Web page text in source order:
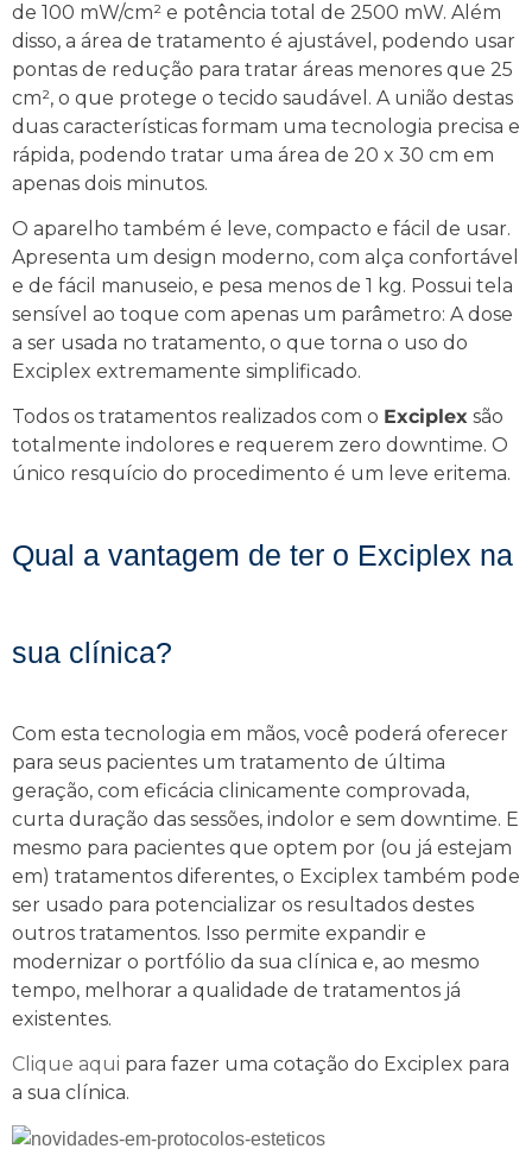
de 100 mW/cm² e potência total de 2500 mW. Além
disso, a área de tratamento é ajustável, podendo usar
pontas de redução para tratar áreas menores que 25
cm², o que protege o tecido saudável. A união destas
duas características formam uma tecnologia precisa e
rápida, podendo tratar uma área de 20 x 30 cm em
apenas dois minutos.
O aparelho também é leve, compacto e fácil de usar.
Apresenta um design moderno, com alça confortável
e de fácil manuseio, e pesa menos de 1 kg. Possui tela
sensível ao toque com apenas um parâmetro: A dose
a ser usada no tratamento, o que torna o uso do
Exciplex extremamente simplificado.
Todos os tratamentos realizados com o Exciplex são
totalmente indolores e requerem zero downtime. O
único resquício do procedimento é um leve eritema.
Qual a vantagem de ter o Exciplex na
sua clínica?
Com esta tecnologia em mãos, você poderá oferecer
para seus pacientes um tratamento de última
geração, com eficácia clinicamente comprovada,
curta duração das sessões, indolor e sem downtime. E
mesmo para pacientes que optem por (ou já estejam
em) tratamentos diferentes, o Exciplex também pode
ser usado para potencializar os resultados destes
outros tratamentos. Isso permite expandir e
modernizar o portfólio da sua clínica e, ao mesmo
tempo, melhorar a qualidade de tratamentos já
existentes.
Clique aqui para fazer uma cotação do Exciplex para
a sua clínica.